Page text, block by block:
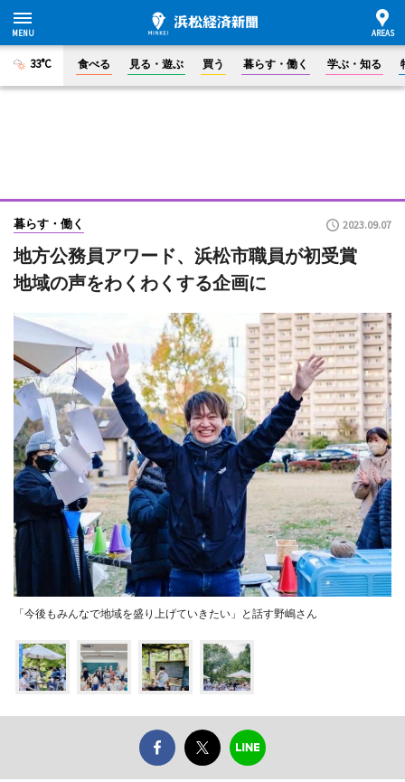
33°C 食べる 見る・遊ぶ 買う 暮らす・働く 学ぶ・知る
暮らす・働く 2023.09.07
地方公務員アワード、浜松市職員が初受賞
地域の声をわくわくする企画に
「今後もみんなで地域を盛り上げていきたい」と話す野嶋さん